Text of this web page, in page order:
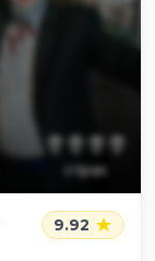
страх
9.92